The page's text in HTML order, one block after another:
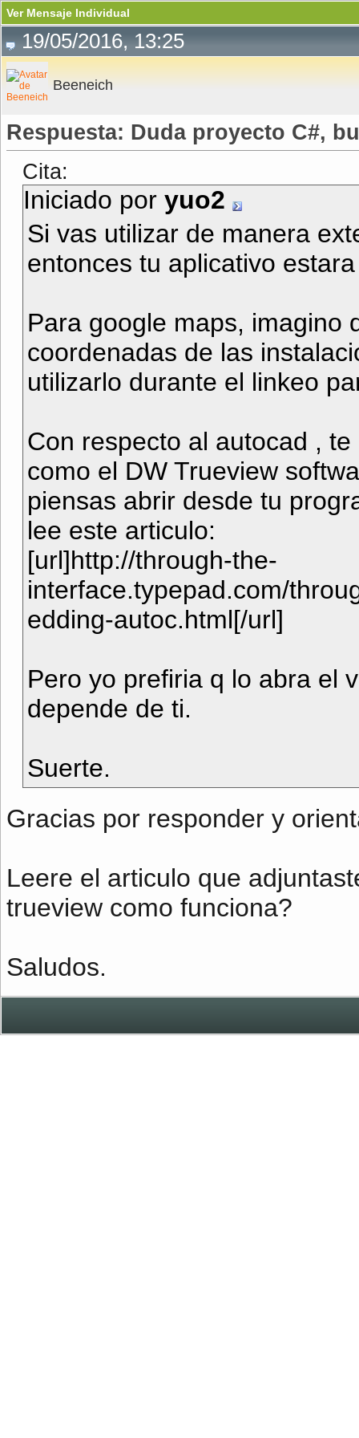
Ver Mensaje Individual
19/05/2016, 13:25
Beeneich
Respuesta: Duda proyecto C#,
Cita:
Iniciado por yuo2
Si vas utilizar de manera
entonces tu aplicativo
Para google maps, imagino
coordenadas de las
utilizarlo durante el linkeo
Con respecto al autocad ,
como el DW Trueview
piensas abrir desde tu
lee este articulo:
[url]http://through-the-
interface.typepad.com/
edding-autoc.html[/url]
Pero yo prefiria q lo abra el
depende de ti.
Suerte.
Gracias por responder y
Leere el articulo que
trueview como funciona?
Saludos.